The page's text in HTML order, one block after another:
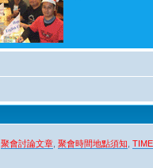
聚會討論文章 聚會時間地點須知